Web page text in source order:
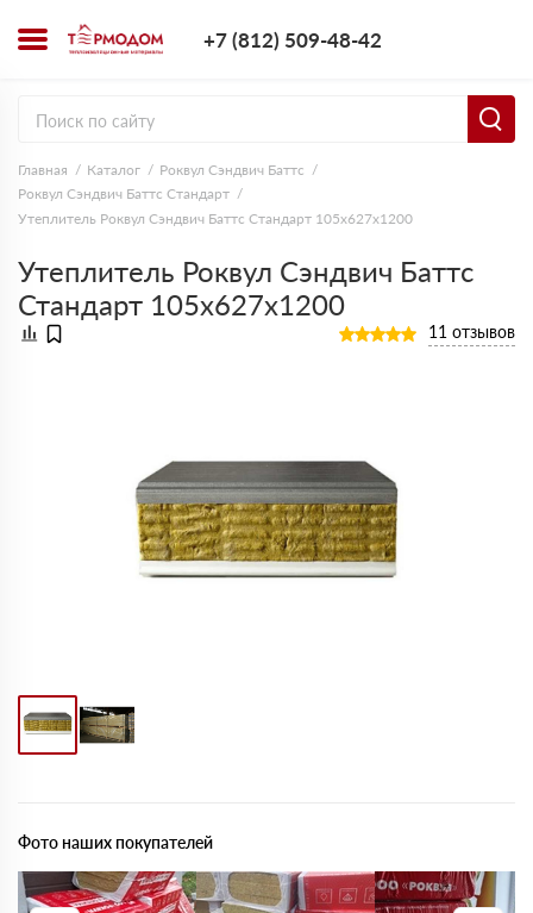
+7 (812) 509-48-42
Главная Каталог
Роквул Сэндвич Баттс
Роквул Сэндвич Баттс Стандарт
Утеплитель Роквул Сэндвич Баттс Стандарт 105х627х1200
Утеплитель Роквул Сэндвич Баттс
Стандарт 105х627х1200
11 отзывов
Фото наших покупателей